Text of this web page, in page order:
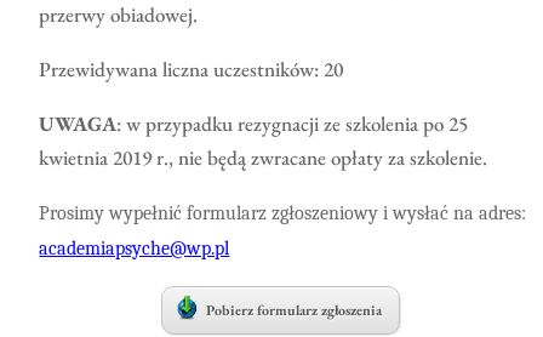
przerwy obiadowej.
Przewidywana liczna uczestników: 20
UWAGA: w przypadku rezygnacji ze szkolenia po 25
kwietnia 2019 r., nie będą zwracane opłaty za szkolenie.
Prosimy wypełnić formularz zgłoszeniowy i wysłać na adres:
academiapsyche@wp.pl
Pobierz formularz zgłoszenia